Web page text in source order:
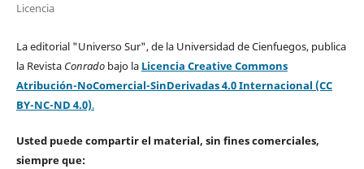
Licencia
La editorial "Universo Sur", de la Universidad de Cienfuegos, publica
la Revista Conradobajo la Licencia Creative Commons
Atribución-NoComercial-SinDerivadas 4.0 Internacional (CC
BY-NC-ND 4.0).
Usted puede compartir el material, sin fines comerciales,
siempre que: